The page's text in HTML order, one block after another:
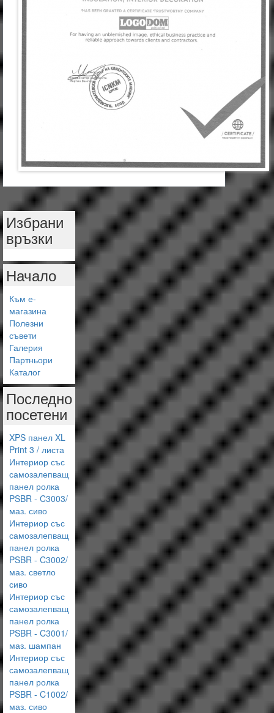
Избрани
връзки
Начало
Към е-
магазина
Полезни
съвети
Галерия
Партньори
Каталог
Последно
посетени
XPS панел XL
Print 3 / листа
Интериор със
самозалепващ
панел ролка
PSBR - C3003/
маз. сиво
Интериор със
самозалепващ
панел ролка
PSBR - C3002/
маз. светло
сиво
Интериор със
самозалепващ
панел ролка
PSBR - C3001/
маз. шампан
Интериор със
самозалепващ
панел ролка
PSBR - C1002/
маз. сиво